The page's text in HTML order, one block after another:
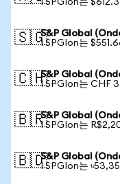
1 SPGIon는
🇸🇬S&P Global
1 SPGIon는
🇨🇭S&P Global
1 SPGIon는 CHF
🇧🇷S&P Global
1 SPGIon는
🇧🇩S&P Global
1 SPGIon는